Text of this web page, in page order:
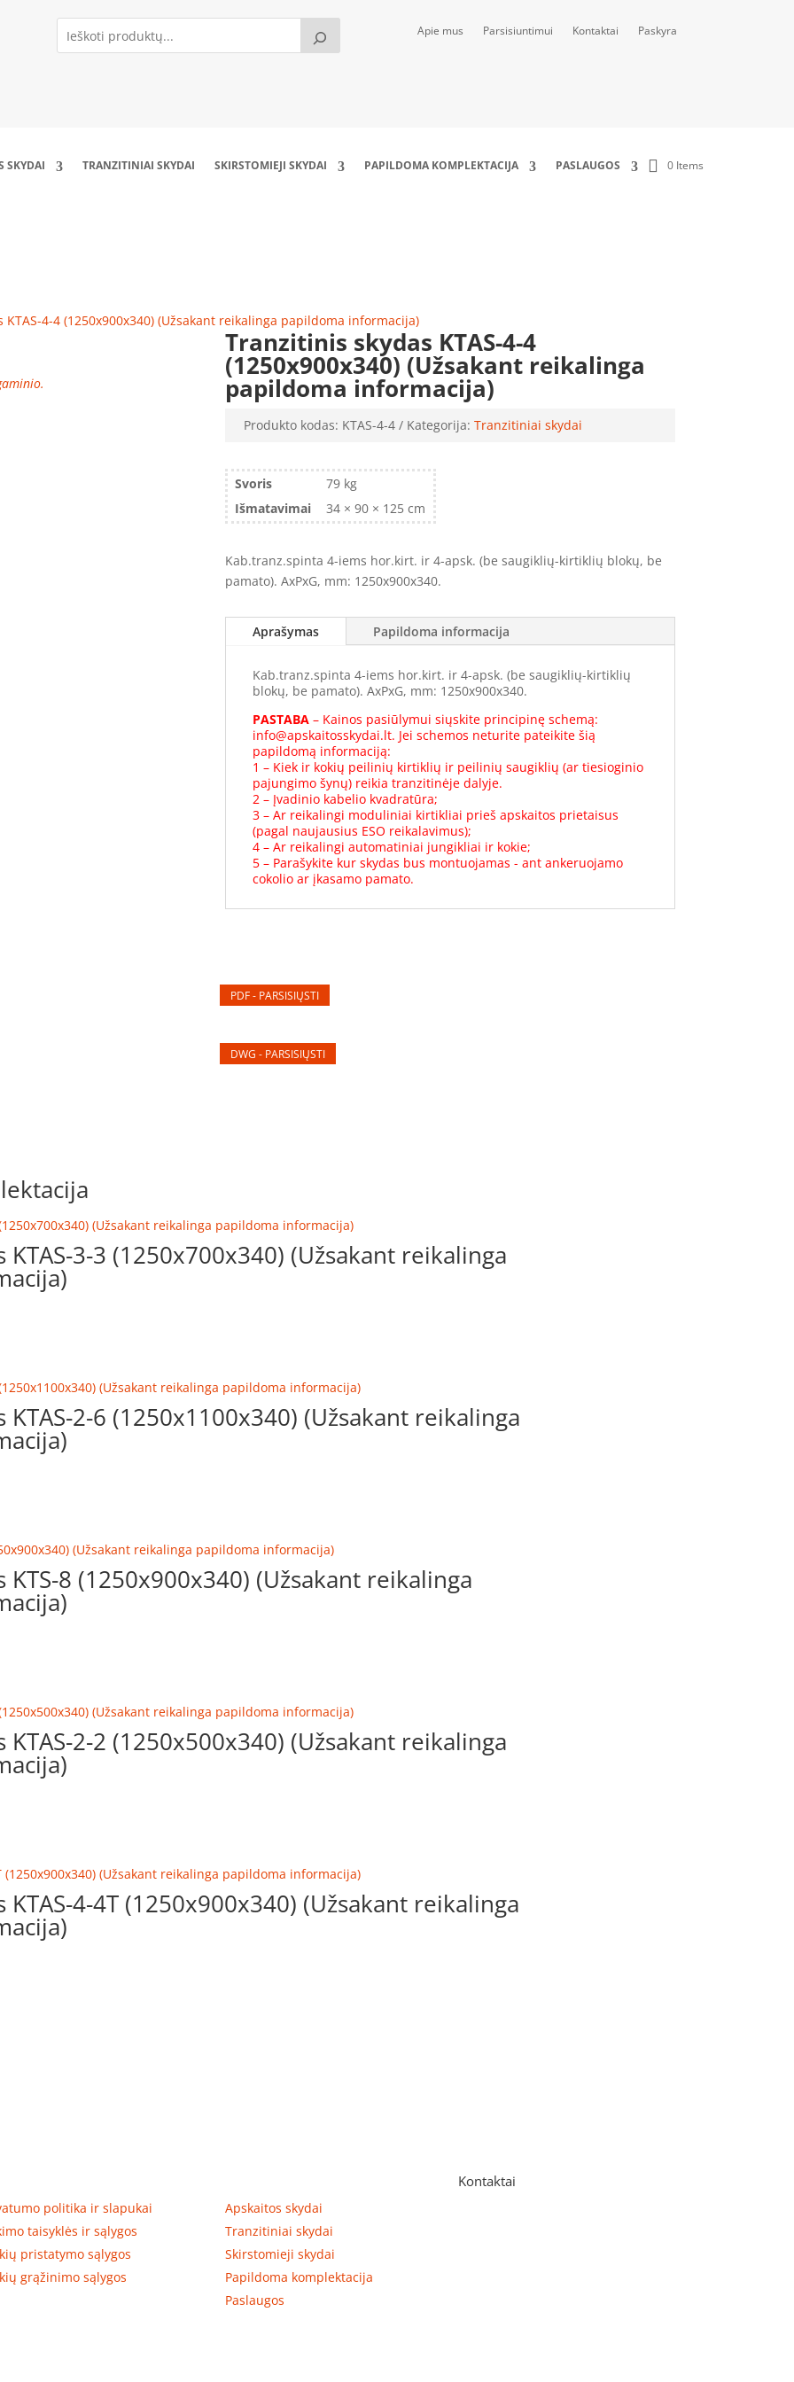
Apie mus Parsisiuntimui Kontaktai Paskyra
SKYDAI TRANZITINIAI SKYDAI SKIRSTOMIEJI SKYDAI PAPILDOMA KOMPLEKTACIJA PASLAUGOS 0 Items
4-4 (1250x900x340) (Užsakant reikalinga papildoma informacija)
Tranzitinis skydas KTAS-4-4
(1250x900x340) (Užsakant reikalinga
papildoma informacija)
Produkto kodas: KTAS-4-4 Kategorija: Tranzitiniai skydai
Svoris
79 kg
Išmatavimai
34 × 90 × 125 cm
Kab.tranz.spinta 4-iems hor.kirt. ir 4-apsk. (be saugiklių-kirtiklių blokų, be
pamato). AxPxG, mm: 1250x900x340.
Aprašymas Papildoma informacija
Kab.tranz.spinta 4-iems hor.kirt. ir 4-apsk. (be saugiklių-kirtiklių
blokų, be pamato). AxPxG, mm: 1250x900x340.
PASTABA– Kainos pasiūlymui siųskite principinę schemą:
info@apskaitosskydai.lt. Jei schemos neturite pateikite šią
papildomą informaciją:
1 – Kiek ir kokių peilinių kirtiklių ir peilinių saugiklių (ar tiesioginio
pajungimo šynų) reikia tranzitinėje dalyje.
2 – Įvadinio kabelio kvadratūra;
3 – Ar reikalingi moduliniai kirtikliai prieš apskaitos prietaisus
(pagal naujausius ESO reikalavimus);
4 – Ar reikalingi automatiniai jungikliai ir kokie;
5 – Parašykite kur skydas bus montuojamas - ant ankeruojamo
cokolio ar įkasamo pamato.
PDF - PARSISIŲSTI
DWG - PARSISIŲSTI
3-3 (1250x700x340) (Užsakant reikalinga
2-6 (1250x1100x340) (Užsakant reikalinga
8 (1250x900x340) (Užsakant reikalinga
2-2 (1250x500x340) (Užsakant reikalinga
4-4T (1250x900x340) (Užsakant reikalinga
politika ir slapukai
taisyklės ir sąlygos
pristatymo sąlygos
grąžinimo sąlygos
Apskaitos skydai
Tranzitiniai skydai
Skirstomieji skydai
Papildoma komplektacija
Paslaugos
Kontaktai